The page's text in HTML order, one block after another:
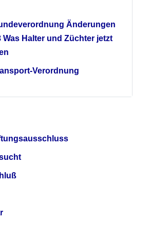
Änderungen
Was Halter und Züchter jetzt
Verordnung